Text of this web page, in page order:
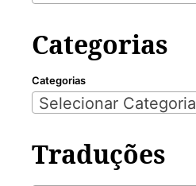
Categorias
Categorias
Selecionar Categoria
Traduções